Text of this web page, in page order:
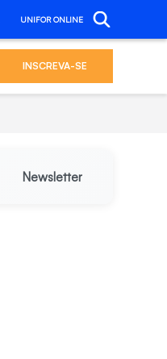
UNIFOR ONLINE
INSCREVA-SE
Newsletter